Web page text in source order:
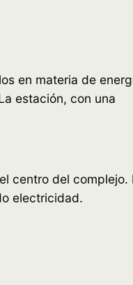
en materia de
estación, con una
centro del complejo.
electricidad.